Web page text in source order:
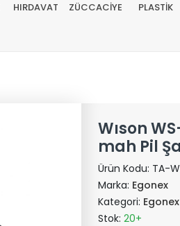
HIRDAVAT ZÜCCACİYE PLASTİK
Wıson
mah Pil
Ürün Kodu: TA-
Marka: Egonex
Kategori: Egonex
Stok: 20+